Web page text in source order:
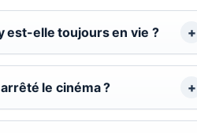
est-elle toujours en vie ?
le cinéma ?